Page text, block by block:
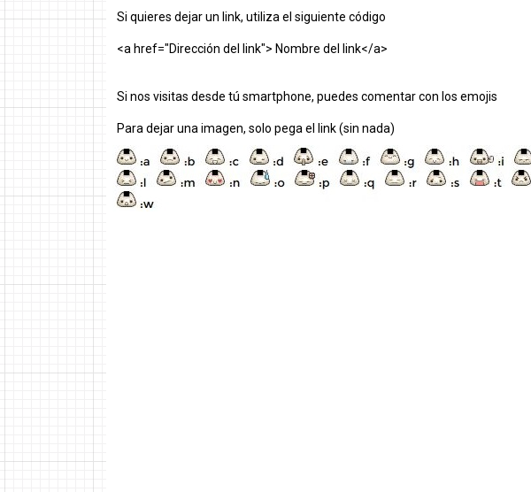
Si quieres dejar un link, utiliza el siguiente código
<a href="Dirección del link"> Nombre del link</a>
Si nos visitas desde tú smartphone, puedes comentar con los emojis
Para dejar una imagen, solo pega el link (sin nada)